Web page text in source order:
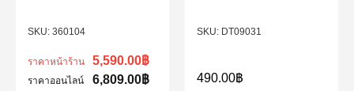
360104
ราคาหน้าร้าน 5,590.00฿
ราคาออนไลน์ 6,809.00฿
DT09031
490.00฿